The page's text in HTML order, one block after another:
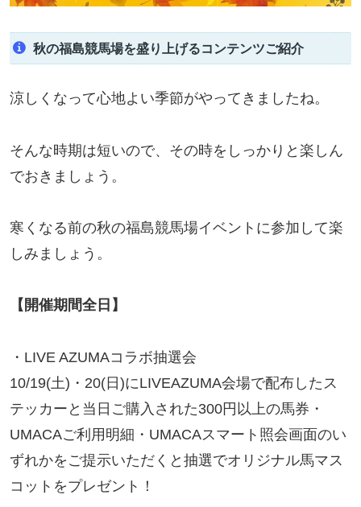
秋の福島競馬場を盛り上げるコンテンツご紹介
涼しくなって心地よい季節がやってきましたね。
そんな時期は短いので、その時をしっかりと楽しん
でおきましょう。
寒くなる前の秋の福島競馬場イベントに参加して楽
しみましょう。
【開催期間全日】
・LIVE AZUMAコラボ抽選会
10/19(土)・20(日)にLIVEAZUMA会場で配布したス
テッカーと当日ご購入された300円以上の馬券・
UMACAご利用明細・UMACAスマート照会画面のい
ずれかをご提示いただくと抽選でオリジナル馬マス
コットをプレゼント！